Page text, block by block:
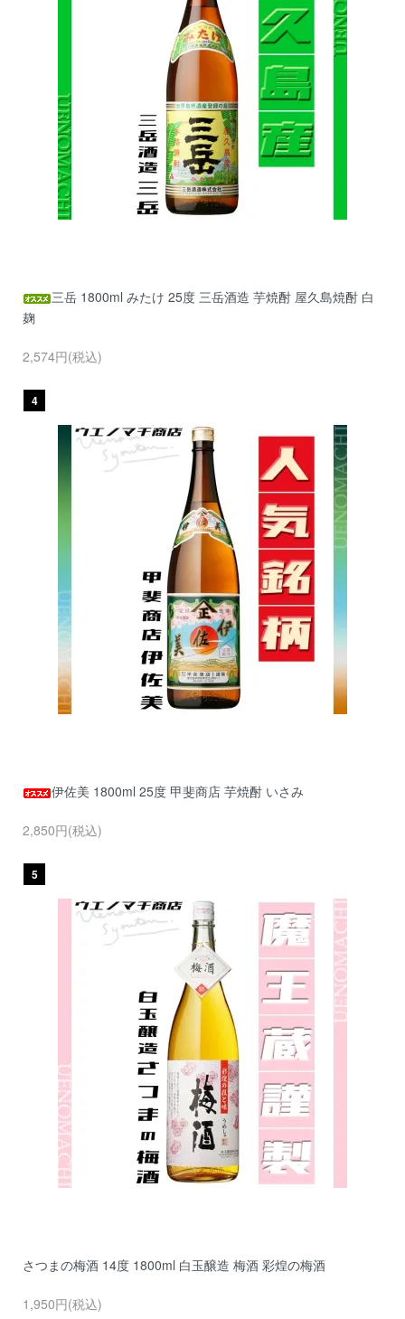
三岳 1800ml みたけ 25度 三岳酒造 芋焼酎 屋久島焼酎 白
麹
2,574円(税込)
4
伊佐美 1800ml 25度 甲斐商店 芋焼酎 いさみ
2,850円(税込)
5
さつまの梅酒 14度 1800ml 白玉醸造 梅酒 彩煌の梅酒
1,950円(税込)